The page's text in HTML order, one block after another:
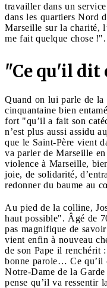
travailler dans un
dans les quartiers Nord
Marseille sur la charité,
me fait quelque chose !".
"Ce qu'il dit
Quand on lui parle de la
cinquantaine bien
fort "qu’il a fait son
n’est plus aussi assidu
que le Saint-Père vient
va parler de Marseille
violence à Marseille,
joie, de solidarité,
redonner du baume au
Au pied de la colline,
haut possible". Âgé de
pas magnifique de
vient enfin à nouveau
de son Pape il renchérit
bonne parole… Ce qu’il
Notre-Dame de la
pense qu’il va ressentir